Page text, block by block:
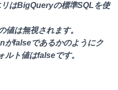
はBigQueryの標準SQLを使
は無視されます。
falseであるかのようにク
ルト値はfalseです。